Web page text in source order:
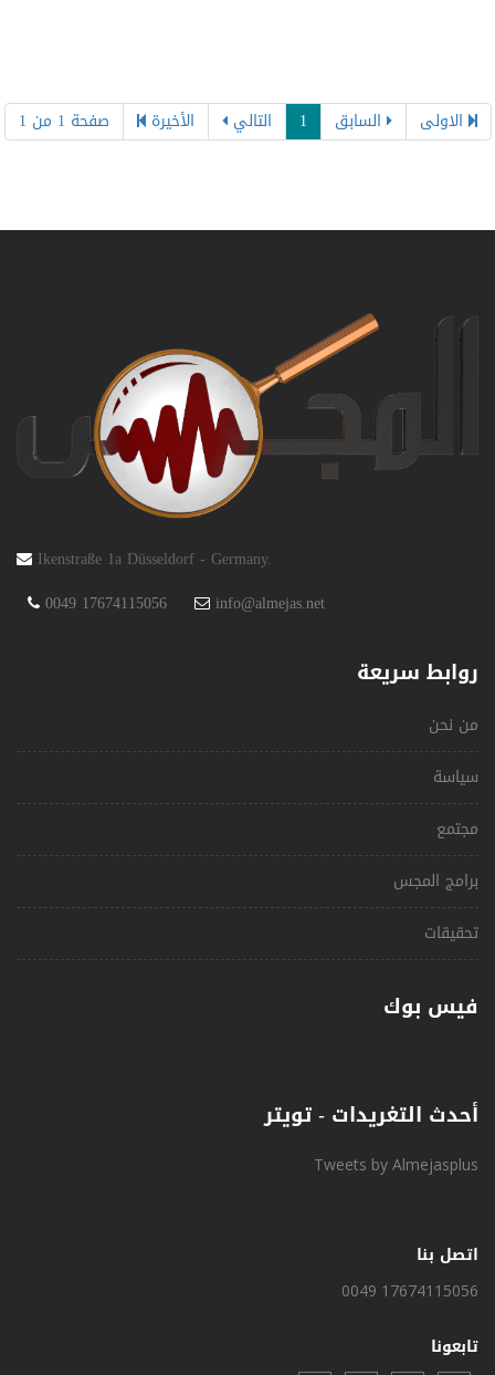
الاولى السابق 1 التالي الأخيرة صفحة 1 من 1
Ikenstraße 1a Düsseldorf - Germany.
0049 17674115056
info@almejas.net
روابط سريعة
من نحن
سياسة
مجتمع
برامج المجس
تحقيقات
فيس بوك
أحدث التغريدات - تويتر
Tweets by Almejasplus
اتصل بنا
0049 17674115056
تابعونا